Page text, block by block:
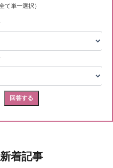
新着記事